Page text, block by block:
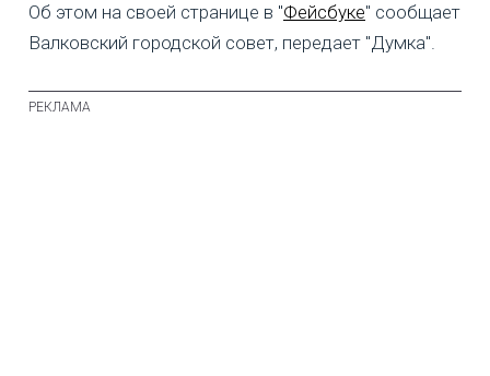
Об этом на своей странице в "Фейсбуке" сообщает
Валковский городской совет, передает "Думка".